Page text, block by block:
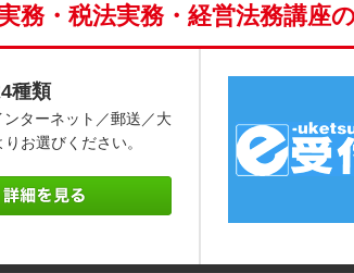
務・税法実務・経営法務講座
種類
ターネット／郵送／大
お選びください。